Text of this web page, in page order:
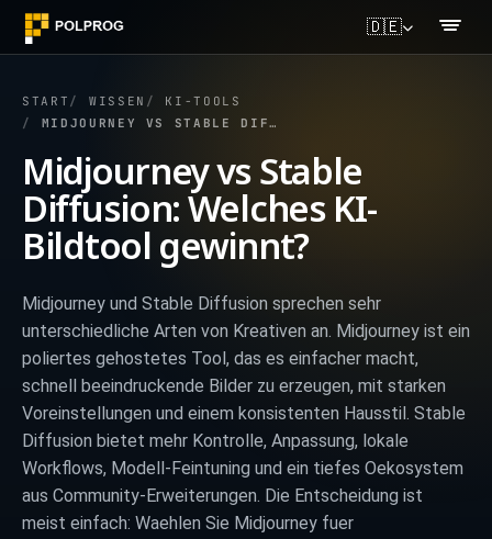
🇩🇪
START WISSEN
KI-TOOLS
MIDJOURNEY VS STABLE DIFFUSION: WELCHES KI-BILDTOOL GEWINNT?
Midjourney vs Stable
Diffusion: Welches KI-
Bildtool gewinnt?
Midjourney und Stable Diffusion sprechen sehr
unterschiedliche Arten von Kreativen an. Midjourney ist ein
poliertes gehostetes Tool, das es einfacher macht,
schnell beeindruckende Bilder zu erzeugen, mit starken
Voreinstellungen und einem konsistenten Hausstil. Stable
Diffusion bietet mehr Kontrolle, Anpassung, lokale
Workflows, Modell-Feintuning und ein tiefes Oekosystem
aus Community-Erweiterungen. Die Entscheidung ist
meist einfach: Waehlen Sie Midjourney fuer